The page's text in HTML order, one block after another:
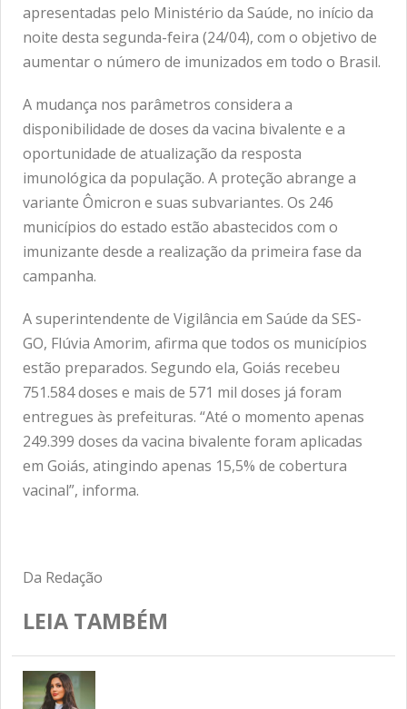
apresentadas pelo Ministério da Saúde, no início da
noite desta segunda-feira (24/04), com o objetivo de
aumentar o número de imunizados em todo o Brasil.
A mudança nos parâmetros considera a
disponibilidade de doses da vacina bivalente e a
oportunidade de atualização da resposta
imunológica da população. A proteção abrange a
variante Ômicron e suas subvariantes. Os 246
municípios do estado estão abastecidos com o
imunizante desde a realização da primeira fase da
campanha.
A superintendente de Vigilância em Saúde da SES-
GO, Flúvia Amorim, afirma que todos os municípios
estão preparados. Segundo ela, Goiás recebeu
751.584 doses e mais de 571 mil doses já foram
entregues às prefeituras. “Até o momento apenas
249.399 doses da vacina bivalente foram aplicadas
em Goiás, atingindo apenas 15,5% de cobertura
vacinal”, informa.
Da Redação
LEIA TAMBÉM